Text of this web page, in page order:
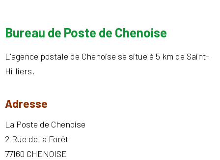
Bureau de Poste de Chenoise
L'agence postale de Chenoise se situe à 5 km de Saint-
Hilliers.
Adresse
La Poste de Chenoise
2 Rue de la Forêt
77160 CHENOISE